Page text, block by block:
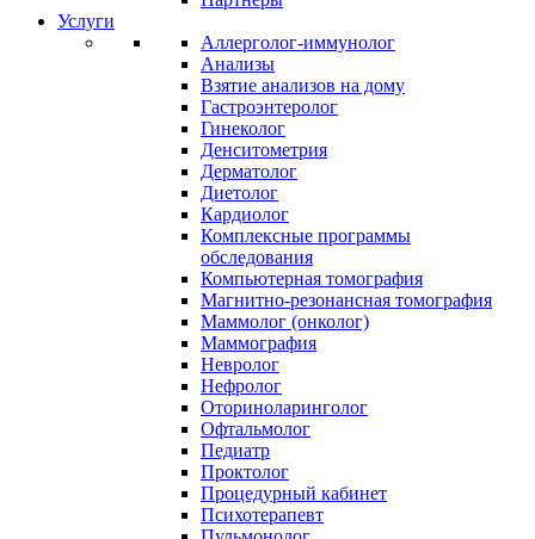
Услуги
Аллерголог-иммунолог
Анализы
Взятие анализов на дому
Гастроэнтеролог
Гинеколог
Денситометрия
Дерматолог
Диетолог
Кардиолог
Комплексные программы
обследования
Компьютерная томография
Магнитно-резонансная томография
Маммолог (онколог)
Маммография
Невролог
Нефролог
Оториноларинголог
Офтальмолог
Педиатр
Проктолог
Процедурный кабинет
Психотерапевт